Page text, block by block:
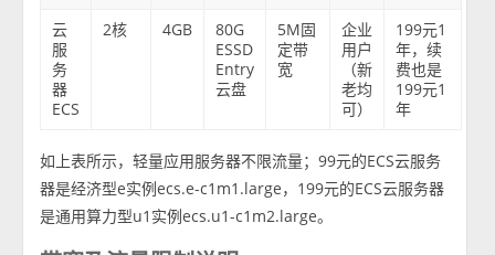
云
服
务
器
ECS
2核 4GB
80G
ESSD
Entry
云盘
5M固
定带
宽
企业
用户
（新
老均
可）
199元1
年，续
费也是
199元1
年
如上表所示，轻量应用服务器不限流量；99元的ECS云服务
器是经济型e实例ecs.e-c1m1.large，199元的ECS云服务器
是通用算力型u1实例ecs.u1-c1m2.large。